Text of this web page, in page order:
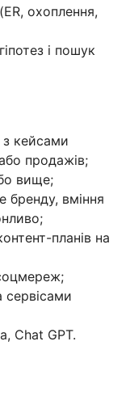
охоплення,
і пошук
кейсами
продажів;
вище;
бренду, вміння
планів на
Chat GPT.